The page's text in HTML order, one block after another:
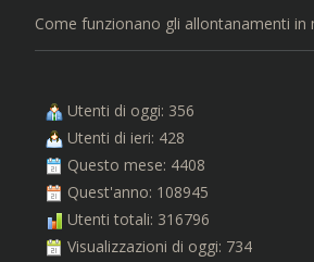
Come funzionano gli allontanamenti in
Utenti di oggi: 356
Utenti di ieri: 428
Questo mese: 4408
Quest'anno: 108945
Utenti totali: 316796
Visualizzazioni di oggi: 734